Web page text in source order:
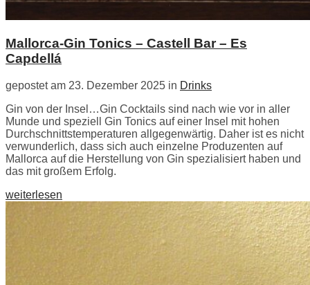
Mallorca-Gin Tonics – Castell Bar – Es
Capdellá
gepostet am 23. Dezember 2025 in Drinks
Gin von der Insel…Gin Cocktails sind nach wie vor in aller
Munde und speziell Gin Tonics auf einer Insel mit hohen
Durchschnittstemperaturen allgegenwärtig. Daher ist es nicht
verwunderlich, dass sich auch einzelne Produzenten auf
Mallorca auf die Herstellung von Gin spezialisiert haben und
das mit großem Erfolg.
weiterlesen